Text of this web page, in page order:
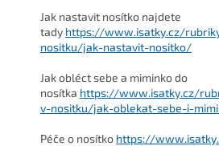
Jak nastavit nosítko najdete
tady https://www.isatky.cz/
nositku/jak-nastavit-nositko/
Jak obléct sebe a miminko do
nosítka https://www.isatky.cz/
v-nositku/jak-oblekat-sebe-i-
Péče o nosítko https://